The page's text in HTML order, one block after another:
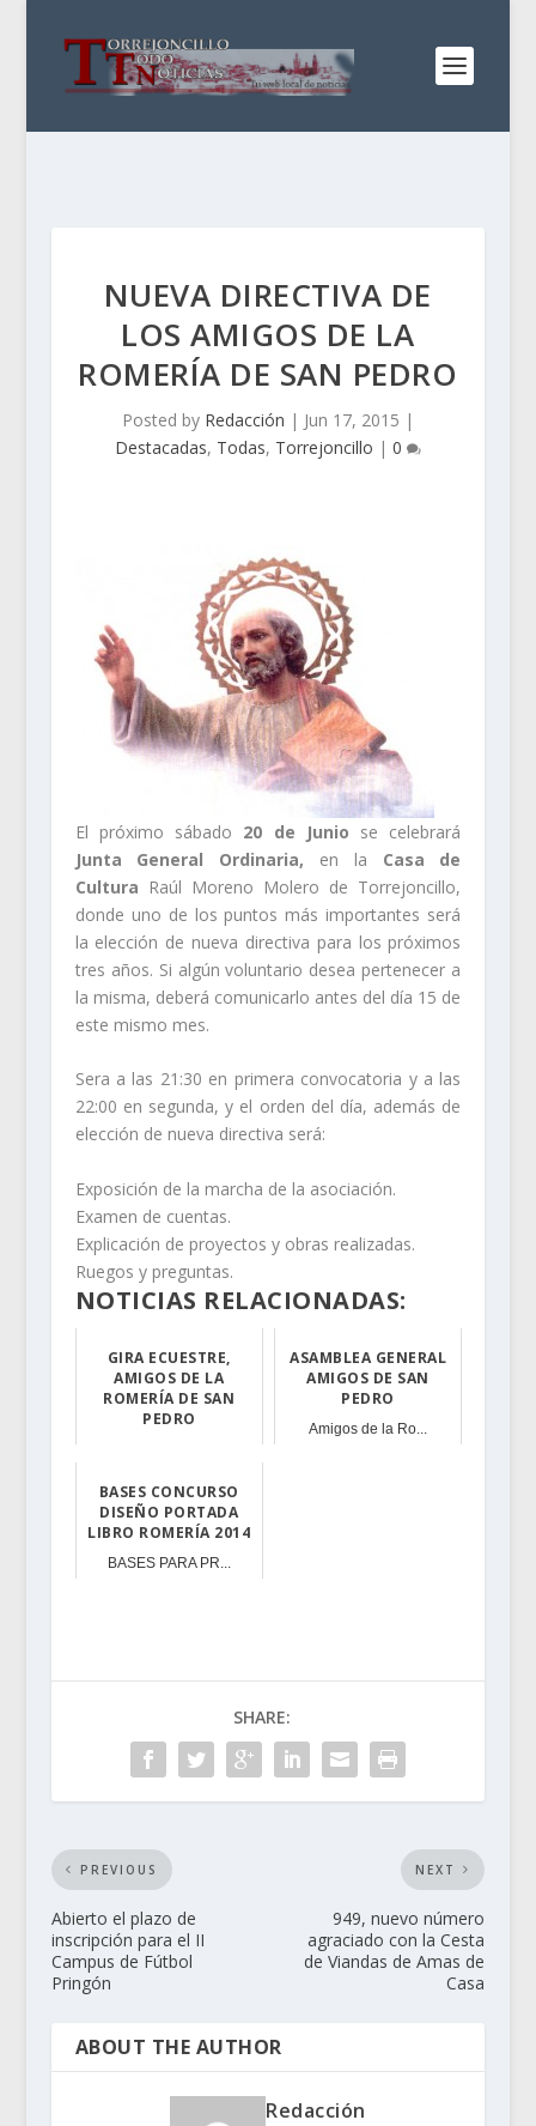
NUEVA DIRECTIVA DE
LOS AMIGOS DE LA
ROMERÍA DE SAN PEDRO
Posted by Redacción | Jun 17, 2015 |
Destacadas, Todas, Torrejoncillo | 0
El próximo sábado 20 de Junio se celebrará
Junta General Ordinaria, en la Casa de
Cultura Raúl Moreno Molero de Torrejoncillo,
donde uno de los puntos más importantes será
la elección de nueva directiva para los próximos
tres años. Si algún voluntario desea pertenecer a
la misma, deberá comunicarlo antes del día 15 de
este mismo mes.
Sera a las 21:30 en primera convocatoria y a las
22:00 en segunda, y el orden del día, además de
elección de nueva directiva será:
Exposición de la marcha de la asociación.
Examen de cuentas.
Explicación de proyectos y obras realizadas.
Ruegos y preguntas.
NOTICIAS RELACIONADAS:
GIRA ECUESTRE,
AMIGOS DE LA
ROMERÍA DE SAN
PEDRO
ASAMBLEA GENERAL
AMIGOS DE SAN
PEDRO
Amigos de la Ro...
BASES CONCURSO
DISEÑO PORTADA
LIBRO ROMERÍA 2014
BASES PARA PR...
SHARE:
PREVIOUS
Abierto el plazo de
inscripción para el II
Campus de Fútbol
Pringón
NEXT
949, nuevo número
agraciado con la Cesta
de Viandas de Amas de
Casa
ABOUT THE AUTHOR
Redacción